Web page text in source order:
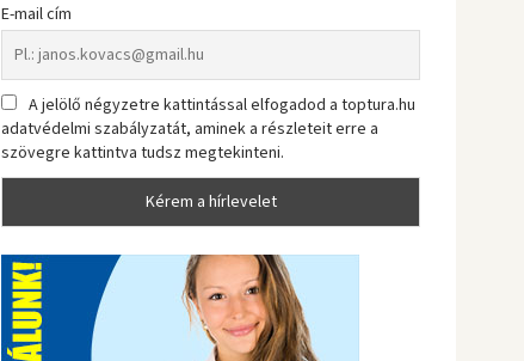
E-mail cím
A jelölő négyzetre kattintással elfogadod a toptura.hu
adatvédelmi szabályzatát, aminek a részleteit erre a
szövegre kattintva tudsz megtekinteni.